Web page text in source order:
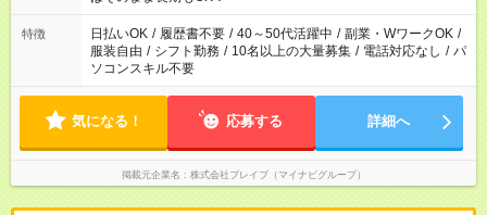
特徴 日払いOK / 履歴書不要 / 40～50代活躍中 / 副業・WワークOK /
服装自由 / シフト勤務 / 10名以上の大量募集 / 電話対応なし / パ
ソコンスキル不要
気になる！ 応募する 詳細へ
掲載元企業名 株式会社ブレイブ（マイナビグループ）